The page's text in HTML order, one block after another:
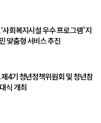
사회복지시설 우수 프로그램’ 지
맞춤형 서비스 추진
4기 청년정책위원회 및 청년참
식 개최